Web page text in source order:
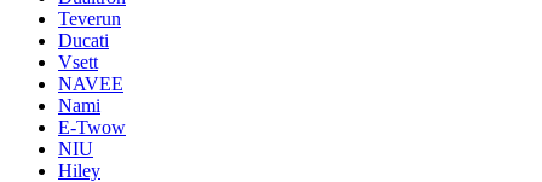
Teverun
Ducati
Vsett
NAVEE
Nami
E-Twow
NIU
Hiley